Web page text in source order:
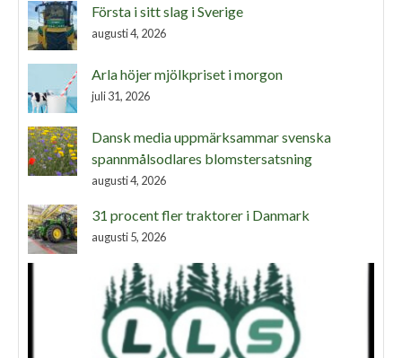
Första i sitt slag i Sverige
augusti 4, 2026
Arla höjer mjölkpriset i morgon
juli 31, 2026
Dansk media uppmärksammar svenska
spannmålsodlares blomstersatsning
augusti 4, 2026
31 procent fler traktorer i Danmark
augusti 5, 2026